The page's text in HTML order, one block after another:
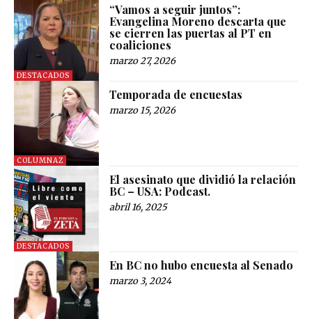
DESTACADOS
“Vamos a seguir juntos”:
Evangelina Moreno descarta que
se cierren las puertas al PT en
coaliciones
marzo 27, 2026
COLUMNAZ
Temporada de encuestas
marzo 15, 2026
DESTACADOS
El asesinato que dividió la relación
BC – USA: Podcast.
abril 16, 2025
En BC no hubo encuesta al Senado
marzo 3, 2024